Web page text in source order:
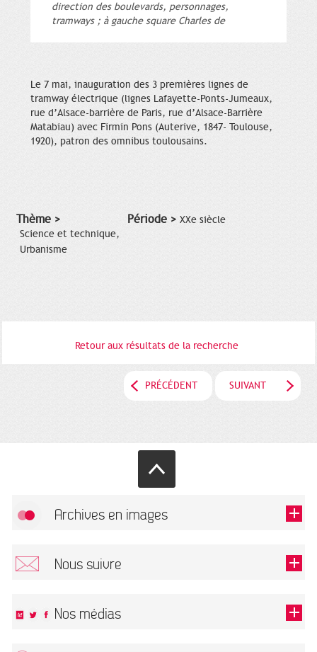
direction des boulevards, personnages,
tramways ; à gauche square Charles de
Le 7 mai, inauguration des 3 premières lignes de
tramway électrique (lignes Lafayette-Ponts-Jumeaux,
rue d’Alsace-barrière de Paris, rue d’Alsace-Barrière
Matabiau) avec Firmin Pons (Auterive, 1847- Toulouse,
1920), patron des omnibus toulousains.
Thème >
Science et technique,
Urbanisme
Période > XXe siècle
Retour aux résultats de la recherche
PRÉCÉDENT SUIVANT
Archives en images
Nous suivre
Nos médias